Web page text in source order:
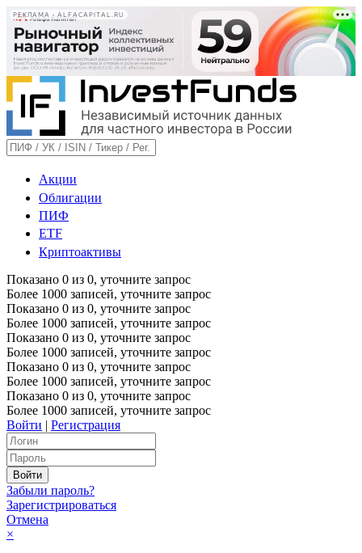
РЕКЛАМА • ALFACAPITAL.RU
Акции
Облигации
ПИФ
ETF
Криптоактивы
Показано 0 из 0, уточните запрос
Более 1000 записей, уточните запрос
Показано 0 из 0, уточните запрос
Более 1000 записей, уточните запрос
Показано 0 из 0, уточните запрос
Более 1000 записей, уточните запрос
Показано 0 из 0, уточните запрос
Более 1000 записей, уточните запрос
Показано 0 из 0, уточните запрос
Более 1000 записей, уточните запрос
Войти | Регистрация
Забыли пароль?
Зарегистрироваться
Отмена
×